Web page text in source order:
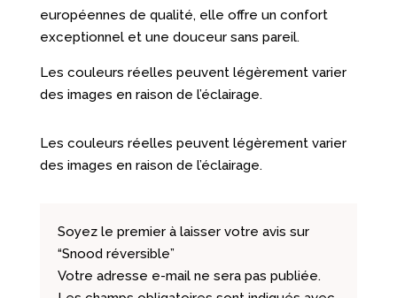
européennes de qualité, elle offre un confort
exceptionnel et une douceur sans pareil.
Les couleurs réelles peuvent légèrement varier
des images en raison de l’éclairage.
Les couleurs réelles peuvent légèrement varier
des images en raison de l’éclairage.
Soyez le premier à laisser votre avis sur
“Snood réversible”
Votre adresse e-mail ne sera pas publiée.